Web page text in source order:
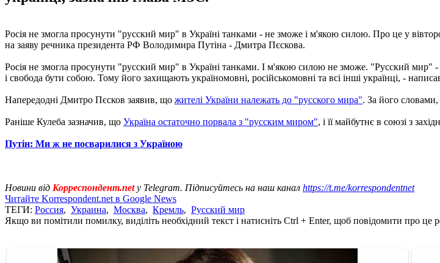
Росія не змогла просунути "русский мир" в Україні танками - не зможе і м'якою силою. Про це у
на заяву речника президента РФ Володимира Путіна - Дмитра Пєскова.
Росія не змогла просунути "русский мир" в Україні танками. І м'якою силою не зможе. "Русский мир" -
і свобода бути собою. Тому його захищають україномовні, російськомовні та всі інші українці, -
Напередодні Дмитро Пєсков заявив, що жителі України належать до "русского мира". За його словами,
Раніше Кулеба зазначив, що Україна остаточно порвала з "русским миром", і її майбутнє в союзі з
Путін: Ми ж не посварилися з Україною
Новини від Корреспондент.netу Telegram. Підписуйтесь на наш канал https://t.me/korrespondentnet
Читайте Korrespondent.net в Google News
ТЕГИ: Россия, Украина, Москва, Кремль, Русский мир
Якщо ви помітили помилку, виділіть необхідний текст і натисніть Ctrl + Enter, щоб повідомити про це